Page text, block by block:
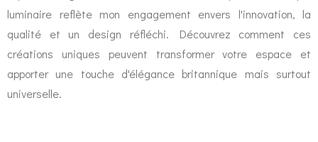
luminaire reflète mon engagement envers l'innovation, la
qualité et un design réfléchi. Découvrez comment ces
créations uniques peuvent transformer votre espace et
apporter une touche d'élégance britannique mais surtout
universelle.